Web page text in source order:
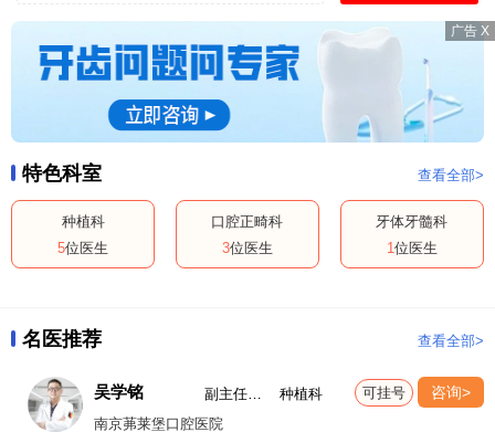
大约一周后，在医生的指导下，你可汉中门大街七十七号以逐渐过
渡到正常的饮食。此时，可以尝试吃夹菜、煎蛋、软熟的肉类、煮
熟的海鲜等。尽管如此，仍然需要避免食用难以嚼碎的硬食物，如
骨头、坚硬的面包、糖果等。
在术后的复合期间，保持饮食的清洁和卫生也非常重要。当刷牙时
要特别注意手术部位的周围，轻柔地清洁，以防止感染。此外，避
免吃太辣、太酸或太甜的食物，以免刺激口腔黏膜。
需要注意的是，在术后阶段，每个人的恢复情况都会有所不同。建
议你向医生咨询并遵循他们的建议，根据个人的情况来调整饮食。
片，以进一步保护术后区域。
要注意口腔的健康饮食。保持均衡的饮食结构、定期刷牙、使用漱
口水等都可以帮助维护口腔健康，进一步保护种植牙的稳定性和寿
特色科室 查看全部>
种植科
5位医生
口腔正畸科
3位医生
牙体牙髓科
1位医生
名医推荐 查看全部>
咨询>
吴学铭
副主任医
师
种植科
可挂号
南京茀莱堡口腔医院